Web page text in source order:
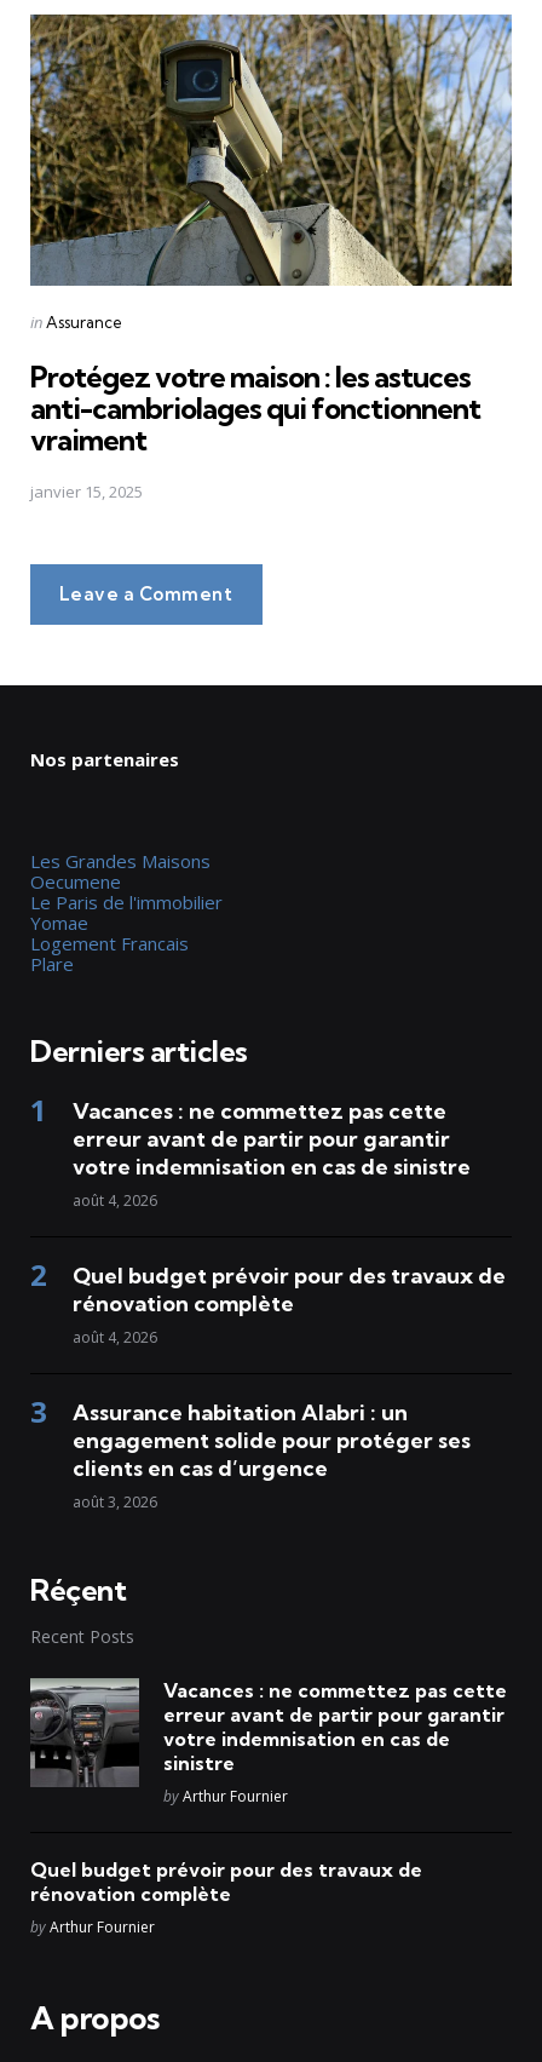
Posted
inAssurance
Protégez votre maison : les astuces
anti-cambriolages qui fonctionnent
vraiment
janvier 15, 2025
Leave a Comment
Nos partenaires
Les Grandes Maisons
Oecumene
Le Paris de l'immobilier
Yomae
Logement Francais
Plare
Derniers articles
Vacances : ne commettez pas cette
erreur avant de partir pour garantir
votre indemnisation en cas de sinistre
août 4, 2026
Quel budget prévoir pour des travaux de
rénovation complète
août 4, 2026
Assurance habitation Alabri : un
engagement solide pour protéger ses
clients en cas d’urgence
août 3, 2026
Réçent
Recent Posts
Vacances : ne commettez pas cette
erreur avant de partir pour garantir
votre indemnisation en cas de
sinistre
Posted
byArthur Fournier
Quel budget prévoir pour des travaux de
rénovation complète
Posted
byArthur Fournier
A propos